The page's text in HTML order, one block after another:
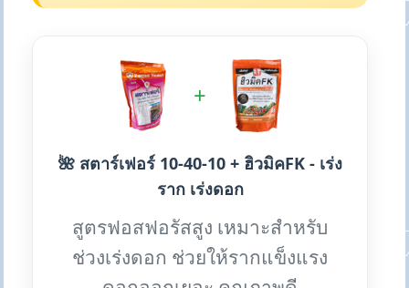
+
🌺 สตาร์เฟอร์ 10-40-10 + ฮิวมิคFK - เร่ง
ราก เร่งดอก
สูตรฟอสฟอรัสสูง เหมาะสำหรับ
ช่วงเร่งดอก ช่วยให้รากแข็งแรง